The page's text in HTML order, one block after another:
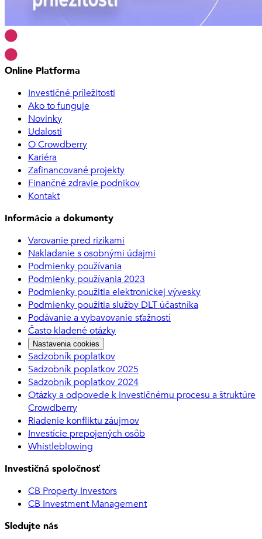
Online Platforma
Investičné príležitosti
Ako to funguje
Novinky
Udalosti
O Crowdberry
Kariéra
Zafinancované projekty
Finančné zdravie podnikov
Kontakt
Informácie a dokumenty
Varovanie pred rizikami
Nakladanie s osobnými údajmi
Podmienky používania
Podmienky používania 2023
Podmienky použitia elektronickej vývesky
Podmienky použitia služby DLT účastníka
Podávanie a vybavovanie sťažností
Často kladené otázky
Nastavenia cookies
Sadzobník poplatkov
Sadzobník poplatkov 2025
Sadzobník poplatkov 2024
Otázky a odpovede k investičnému procesu a štruktúre
Crowdberry
Riadenie konfliktu záujmov
Investície prepojených osôb
Whistleblowing
Investičná spoločnosť
CB Property Investors
CB Investment Management
Sledujte nás